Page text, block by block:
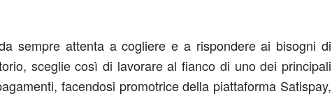
sempre attenta a cogliere e a rispondere ai bisogni di
sceglie così di lavorare al fianco di uno dei principali
facendosi promotrice della piattaforma Satispay,